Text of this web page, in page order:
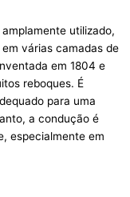
utilizado,
várias camadas de
em 1804 e
reboques. É
para uma
a condução é
especialmente em